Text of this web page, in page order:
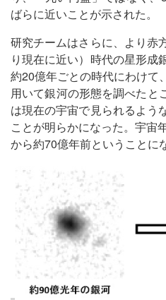
ばらに近いことが示された。
研究チームはさらに、より赤
り現在に近い）時代の星形成
約20億年ごとの時代にわけて
用いて銀河の形態を調べたと
は現在の宇宙で見られるよう
ことが明らかになった。宇宙
から約70億年前ということに